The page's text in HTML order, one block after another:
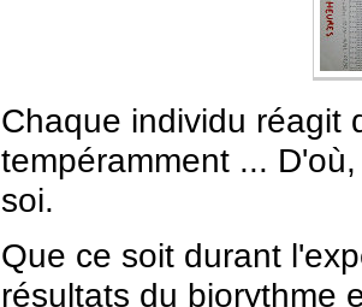
Chaque individu réagit
tempéramment ...
soi.
Que ce soit durant
résultats du biorythme